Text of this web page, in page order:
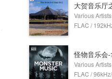
Various Artists
FLAC /
Various Artists
FLAC /